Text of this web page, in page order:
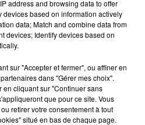
address and browsing data to offer
based on information actively
data; Match and combine data from
devices; Identify devices based on
sur "Accepter et fermer", ou affiner en
dans "Gérer mes choix".
en cliquant sur "Continuer sans
que pour ce site. Vous
retirer votre consentement à tout
situé en bas de chaque page.